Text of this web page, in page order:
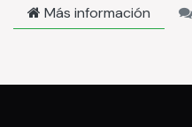
Más información